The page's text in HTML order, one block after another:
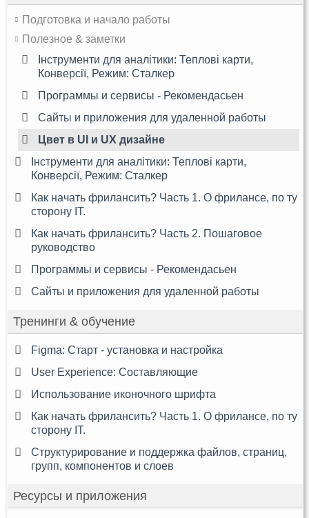
Подготовка и начало работы
Полезное & заметки
Інструменти для аналітики: Теплові карти,
Конверсії, Режим: Сталкер
Программы и сервисы - Рекомендасьен
Сайты и приложения для удаленной работы
Цвет в UI и UX дизайне
Інструменти для аналітики: Теплові карти,
Конверсії, Режим: Сталкер
Как начать фрилансить? Часть 1. О фрилансе, по ту
сторону IT.
Как начать фрилансить? Часть 2. Пошаговое
руководство
Программы и сервисы - Рекомендасьен
Сайты и приложения для удаленной работы
Тренинги & обучение
Figma: Старт - установка и настройка
User Experience: Составляющие
Использование иконочного шрифта
Как начать фрилансить? Часть 1. О фрилансе, по ту
сторону IT.
Структурирование и поддержка файлов, страниц,
групп, компонентов и слоев
Ресурсы и приложения